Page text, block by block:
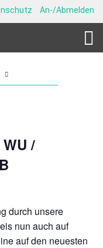
An-/Abmelden
/
durch unsere
nun auch auf
auf den neuesten